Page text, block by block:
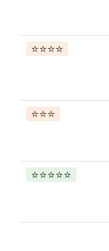
⭐️⭐️⭐️⭐️
⭐️⭐️⭐️
⭐️⭐️⭐️⭐️⭐️